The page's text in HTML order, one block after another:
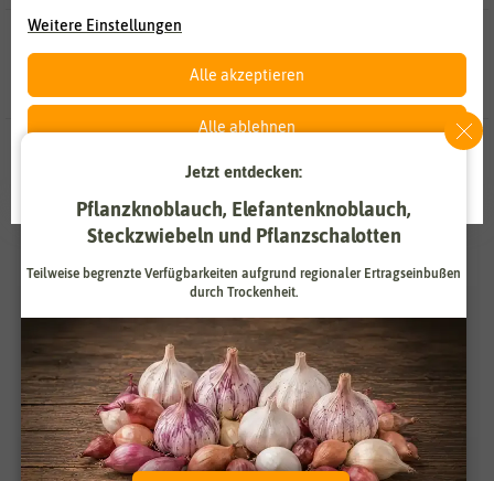
25 Ergebnissegefunden in Stockrosensamen
Weitere Einstellungen
Alle akzeptieren
Alle ablehnen
Auswahl akzeptieren
Jetzt entdecken:
Pflanzknoblauch, Elefantenknoblauch,
Steckzwiebeln und Pflanzschalotten
Teilweise begrenzte Verfügbarkeiten aufgrund regionaler Ertragseinbußen
durch Trockenheit.